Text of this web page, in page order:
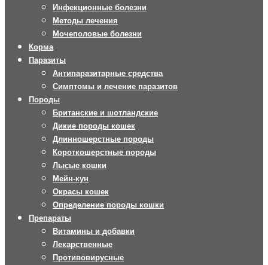
Инфекционные болезни
Методы лечения
Мочеполовые болезни
Корма
Паразиты
Антипаразитарные средства
Симптомы и лечение паразитов
Породы
Британские и шотландские
Дикие породы кошек
Длинношерстные породы
Короткошерстные породы
Лысые кошки
Мейн-кун
Окрасы кошек
Определение породы кошки
Препараты
Витамины и добавки
Лекарственные
Противовирусные